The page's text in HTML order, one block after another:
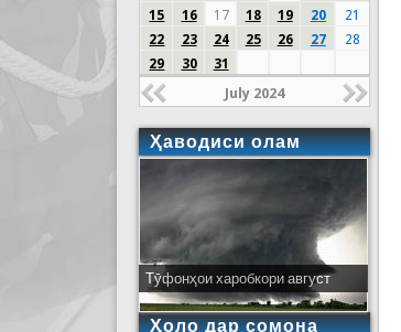
15
16 17 18 19 20
21
22
23 24 25 26 27
28
29
30 31
July 2024
Ҳаводиси олам
Тӯфонҳои харобкори август
Ҳоло дар сомона